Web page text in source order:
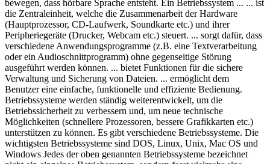
bewegen, dass hörbare Sprache entsteht. Ein Betriebssystem ... ... ist
die Zentraleinheit, welche die Zusammenarbeit der Hardware
(Hauptprozessor, CD-Laufwerk, Soundkarte etc.) und ihrer
Peripheriegeräte (Drucker, Webcam etc.) steuert. ... sorgt dafür, dass
verschiedene Anwendungsprogramme (z.B. eine Textverarbeitung
oder ein Audioschnittprogramm) ohne gegenseitige Störung
ausgeführt werden können. ... bietet Funktionen für die sichere
Verwaltung und Sicherung von Dateien. ... ermöglicht dem
Benutzer eine einfache, funktionelle und effiziente Bedienung.
Betriebssysteme werden ständig weiterentwickelt, um die
Betriebssicherheit zu verbessern und, um neue technische
Möglichkeiten (schnellere Prozessoren, bessere Grafikkarten etc.)
unterstützen zu können. Es gibt verschiedene Betriebssysteme. Die
wichtigsten Betriebssysteme sind DOS, Linux, Unix, Mac OS und
Windows Jedes der oben genannten Betriebssysteme bezeichnet